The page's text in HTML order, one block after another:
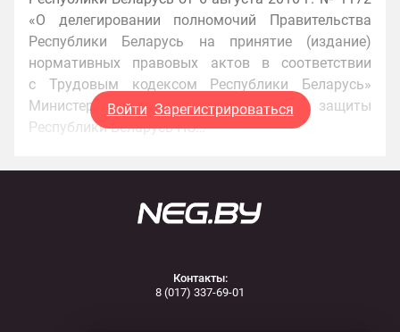
«О делегировании полномочий Правительства
Республики Беларусь на принятие (издание)
нормативных правовых актов в соответствии
с Трудовым кодексом Республики Беларусь»
Министерство труда и социальной защиты
Республики Беларусь ПО…
Войти Зарегистрироваться
Контакты:
8 (017) 337-69-01